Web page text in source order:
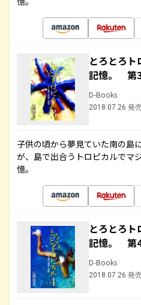
とろとろ
記憶。 第
D-Books
2018.07.26 発
子供の頃から夢見ていた南の島
が、島で出合うトロピカルでマ
憶。
とろとろ
記憶。 第
D-Books
2018.07.26 発